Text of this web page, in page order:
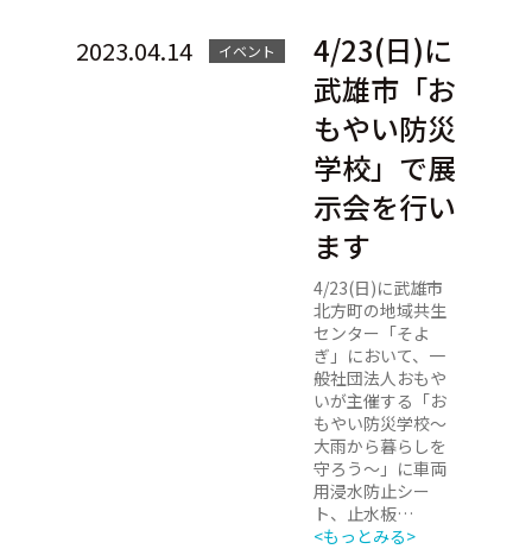
2023.04.14 イベント
4/23(日)に
武雄市「お
もやい防災
学校」で展
示会を行い
ます
4/23(日)に武雄市
北方町の地域共生
センター「そよ
ぎ」において、一
般社団法人おもや
いが主催する「お
もやい防災学校～
大雨から暮らしを
守ろう～」に車両
用浸水防止シー
ト、止水板…
<もっとみる>